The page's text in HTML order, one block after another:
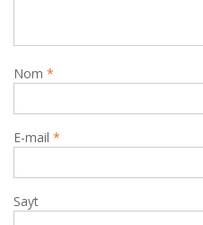
Nom *
E-mail *
Sayt